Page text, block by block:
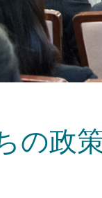
の政